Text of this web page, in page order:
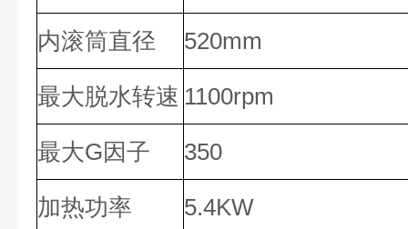
内滚筒直径 520mm
最大脱水转速 1100rpm
最大G因子 350
加热功率 5.4KW